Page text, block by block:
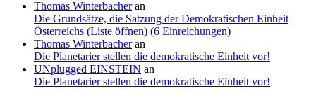
Thomas Winterbacheran
Die Grundsätze, die Satzung der Demokratischen Einheit
Österreichs (Liste öffnen) (6 Einreichungen)
Thomas Winterbacheran
Die Planetarier stellen die demokratische Einheit vor!
UNplugged EINSTEIN an
Die Planetarier stellen die demokratische Einheit vor!